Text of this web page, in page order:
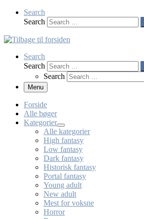
Search
Search
Search
Search
Search
Menu
Forside
Alle bøger
Kategorier
Alle kategorier
High fantasy
Low fantasy
Dark fantasy
Historisk fantasy
Portal fantasy
Young adult
New adult
Mest for voksne
Horror